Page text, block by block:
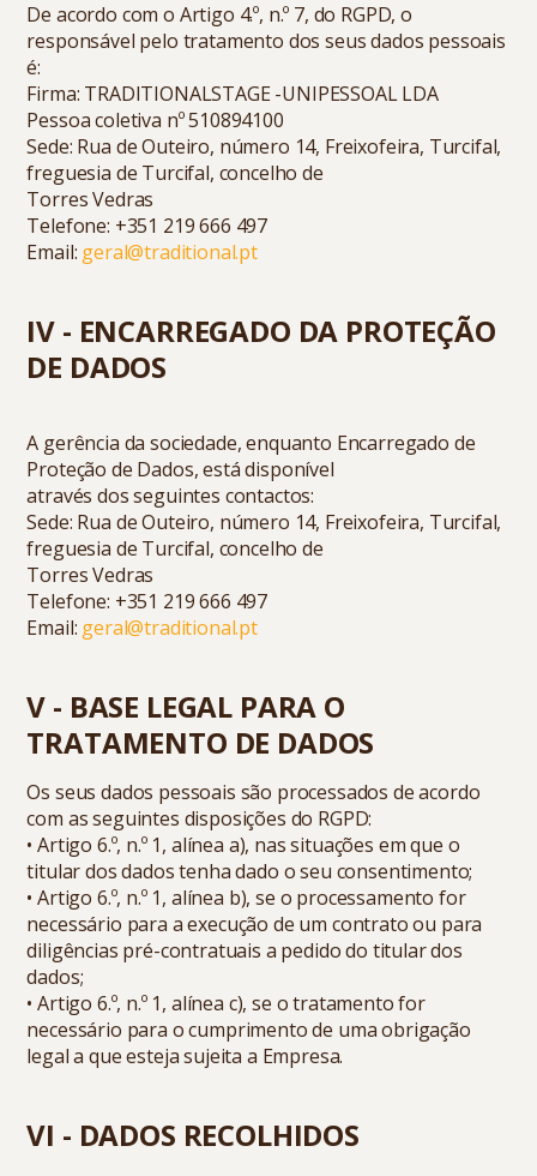
De acordo com o Artigo 4.º, n.º 7, do RGPD, o
responsável pelo tratamento dos seus dados pessoais
é:
Firma: TRADITIONALSTAGE -UNIPESSOAL LDA
Pessoa coletiva nº 510894100
Sede: Rua de Outeiro, número 14, Freixofeira, Turcifal,
freguesia de Turcifal, concelho de
Torres Vedras
Telefone: +351 219 666 497
Email: geral@traditional.pt
IV - ENCARREGADO DA PROTEÇÃO
DE DADOS
A gerência da sociedade, enquanto Encarregado de
Proteção de Dados, está disponível
através dos seguintes contactos:
Sede: Rua de Outeiro, número 14, Freixofeira, Turcifal,
freguesia de Turcifal, concelho de
Torres Vedras
Telefone: +351 219 666 497
Email: geral@traditional.pt
V - BASE LEGAL PARA O
TRATAMENTO DE DADOS
Os seus dados pessoais são processados de acordo
com as seguintes disposições do RGPD:
• Artigo 6.º, n.º 1, alínea a), nas situações em que o
titular dos dados tenha dado o seu consentimento;
• Artigo 6.º, n.º 1, alínea b), se o processamento for
necessário para a execução de um contrato ou para
diligências pré-contratuais a pedido do titular dos
dados;
• Artigo 6.º, n.º 1, alínea c), se o tratamento for
necessário para o cumprimento de uma obrigação
legal a que esteja sujeita a Empresa.
VI - DADOS RECOLHIDOS